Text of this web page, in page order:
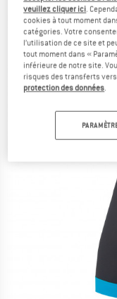
veuillez cliquer ici.
cookies à tout moment
catégories. Votre
l’utilisation de ce site et
tout moment dans «
inférieure de notre site.
risques des transferts
protection des données.